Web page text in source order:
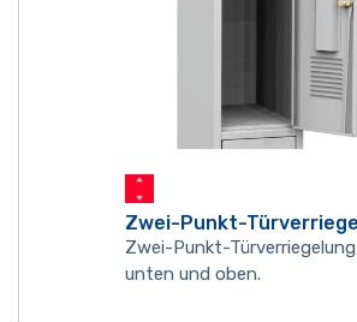
Zwei-Punkt-
Zwei-Punkt-
unten und oben.